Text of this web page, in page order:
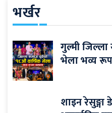
भर्खर
गुल्मी
भेला भव्य
शाइन